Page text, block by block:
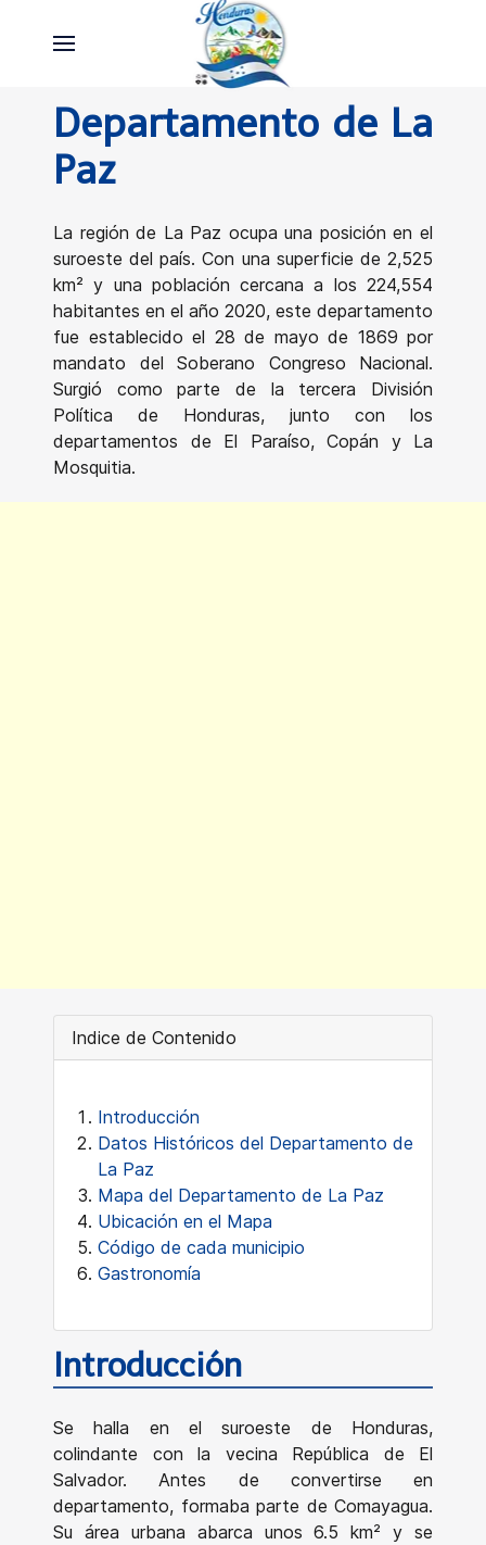
Departamento de La
Paz
La región de La Paz ocupa una posición en el
suroeste del país. Con una superficie de 2,525
km² y una población cercana a los 224,554
habitantes en el año 2020, este departamento
fue establecido el 28 de mayo de 1869 por
mandato del Soberano Congreso Nacional.
Surgió como parte de la tercera División
Política de Honduras, junto con los
departamentos de El Paraíso, Copán y La
Mosquitia.
Indice de Contenido
Introducción
Datos Históricos del Departamento de
La Paz
Mapa del Departamento de La Paz
Ubicación en el Mapa
Código de cada municipio
Gastronomía
Introducción
Se halla en el suroeste de Honduras,
colindante con la vecina República de El
Salvador. Antes de convertirse en
departamento, formaba parte de Comayagua.
Su área urbana abarca unos 6.5 km² y se